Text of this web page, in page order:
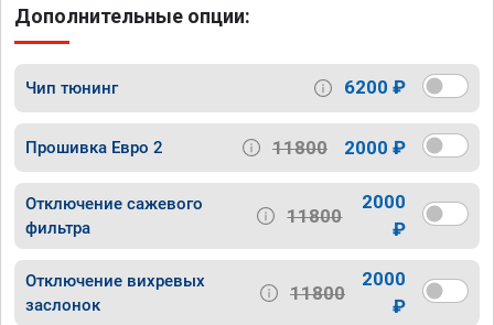
Дополнительные опции:
Чип тюнинг 6200 ₽
Прошивка Евро 2 11800 2000 ₽
Отключение сажевого
фильтра
11800
2000
₽
Отключение вихревых
заслонок
11800
2000
₽